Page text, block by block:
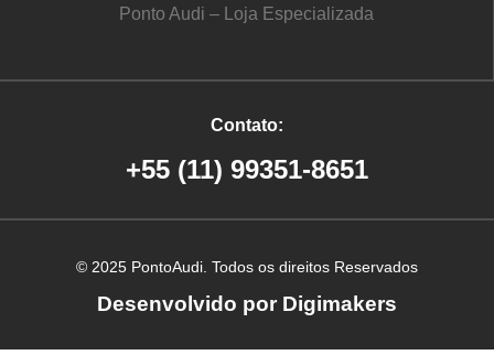
Ponto Audi – Loja Especializada
Contato:
+55 (11) 99351-8651
© 2025 PontoAudi. Todos os direitos Reservados
Desenvolvido por Digimakers